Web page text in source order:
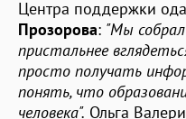
Центра поддержки
Прозорова: "Мы
пристальнее
просто получать
понять, что
человека". Ольга